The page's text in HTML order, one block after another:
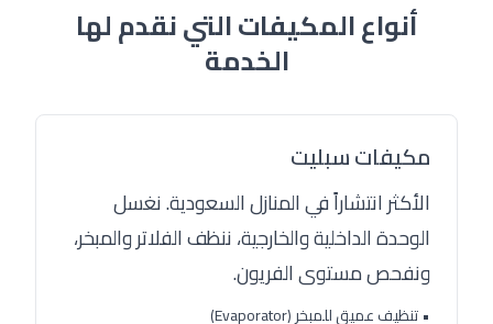
أنواع المكيفات التي نقدم لها
الخدمة
مكيفات سبليت
الأكثر انتشاراً في المنازل السعودية. نغسل
الوحدة الداخلية والخارجية، ننظف الفلاتر والمبخر،
ونفحص مستوى الفريون.
• تنظيف عميق للمبخر (Evaporator)